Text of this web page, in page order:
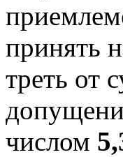
принять
треть от
числом